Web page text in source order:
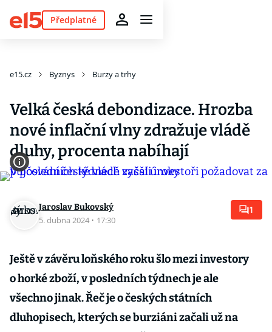
Předplatné
e15.cz Byznys Burzy a trhy
Velká česká debondizace. Hrozba
nové inflační vlny zdražuje vládě
dluhy, procenta nabíhají
Jaroslav Bukovský
5. dubna 2024 · 17:30
1
Ještě v závěru loňského roku šlo mezi investory
o horké zboží, v posledních týdnech je ale
všechno jinak. Řeč je o českých státních
dluhopisech, kterých se burziáni začali už na